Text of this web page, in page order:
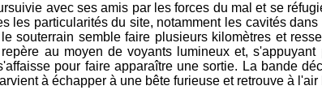
avec ses amis par les forces du mal et se
les particularités du site, notamment les cavités
souterrain semble faire plusieurs kilomètres et
au moyen de voyants lumineux et, s'appuyant
pour faire apparaître une sortie. La bande
à échapper à une bête furieuse et retrouve à l'air